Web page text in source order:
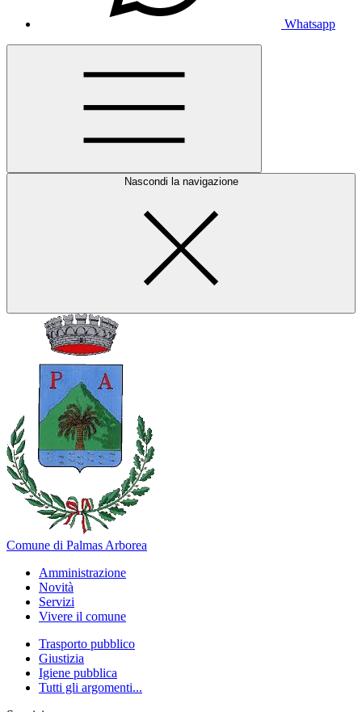
Whatsapp
Nascondi la navigazione
Comune di Palmas Arborea
Amministrazione
Novità
Servizi
Vivere il comune
Trasporto pubblico
Giustizia
Igiene pubblica
Tutti gli argomenti...